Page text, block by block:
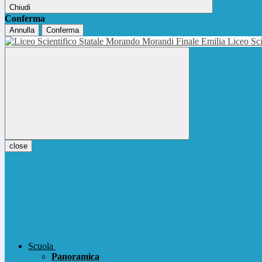
Chiudi
Conferma
Annulla Conferma
Liceo
close
Scuola
Panoramica